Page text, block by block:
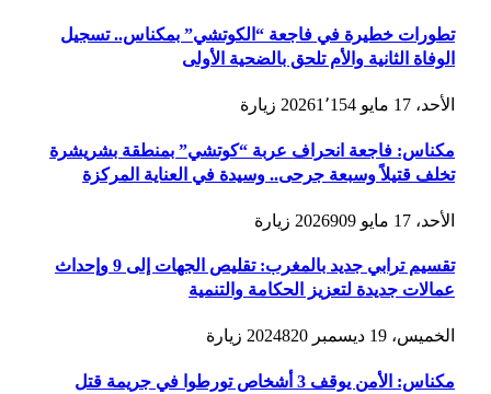
تطورات خطيرة في فاجعة “الكوتشي” بمكناس.. تسجيل
الوفاة الثانية والأم تلحق بالضحية الأولى
الأحد، 17 مايو 2026 1٬154 زيارة
مكناس: فاجعة انحراف عربة “كوتشي” بمنطقة بشريشرة
تخلف قتيلاً وسبعة جرحى.. وسيدة في العناية المركزة
الأحد، 17 مايو 2026 909 زيارة
تقسيم ترابي جديد بالمغرب: تقليص الجهات إلى 9 وإحداث
عمالات جديدة لتعزيز الحكامة والتنمية
الخميس، 19 ديسمبر 2024 820 زيارة
مكناس: الأمن يوقف 3 أشخاص تورطوا في جريمة قتل